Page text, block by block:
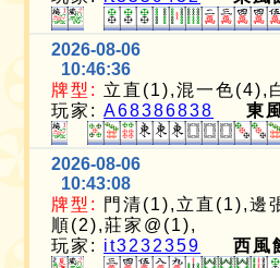
2026-08-06
10:46:36
牌型: 立直(1),混一色(4),
玩家:A68386838 東
2026-08-06
10:43:08
牌型:
門清(1),立直(1),邊
順(2),莊家@(1),
玩家: it3232359 西風